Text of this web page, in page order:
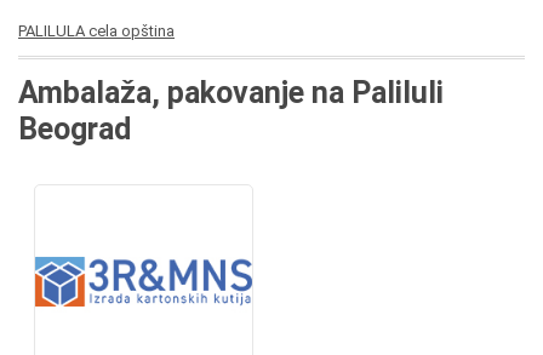
PALILULA cela opština
Ambalaža, pakovanje na Paliluli
Beograd